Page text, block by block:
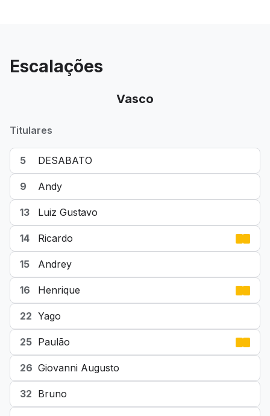
Escalações
Vasco
Titulares
5 DESABATO
9 Andy
13 Luiz Gustavo
14 Ricardo
15 Andrey
16 Henrique
22 Yago
25 Paulão
26 Giovanni Augusto
32 Bruno